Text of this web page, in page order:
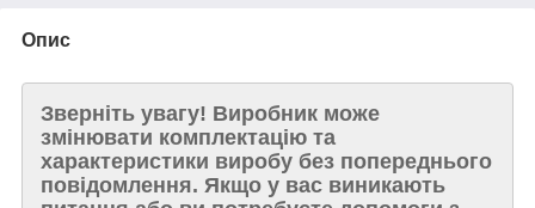
Опис
Зверніть увагу! Виробник може
змінювати комплектацію та
характеристики виробу без попереднього
повідомлення. Якщо у вас виникають